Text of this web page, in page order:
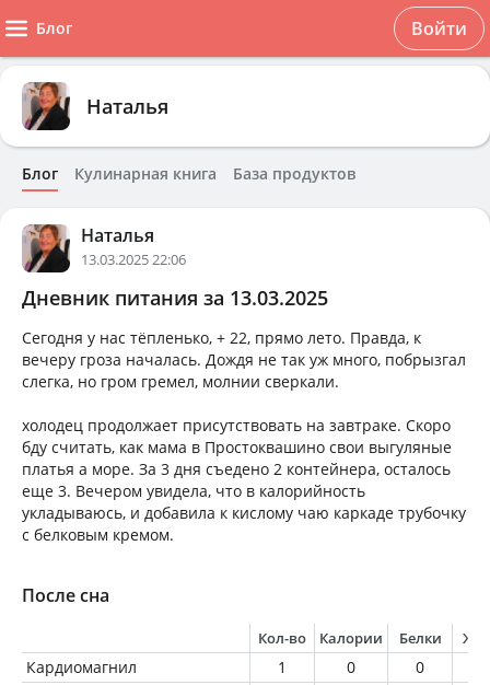
Блог Войти
Наталья
Блог Кулинарная книга База продуктов
Наталья
13.03.2025 22:06
Дневник питания за 13.03.2025
Сегодня у нас тёпленько, + 22, прямо лето. Правда, к
вечеру гроза началась. Дождя не так уж много, побрызгал
слегка, но гром гремел, молнии сверкали.
холодец продолжает присутствовать на завтраке. Скоро
бду считать, как мама в Простоквашино свои выгуляные
платья а море. За 3 дня съедено 2 контейнера, осталось
еще 3. Вечером увидела, что в калорийность
укладываюсь, и добавила к кислому чаю каркаде трубочку
с белковым кремом.
После сна
Кол-во Калории Белки
Кардиомагнил 1 0 0